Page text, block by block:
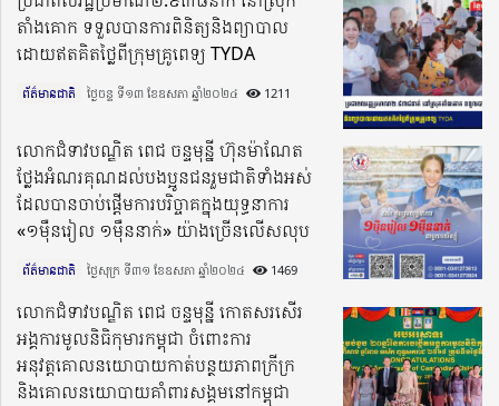
តាំងគោក ទទួលបានការពិនិត្យនិងព្យាបាល
ដោយឥតគិតថ្លៃពីក្រុមគ្រូពេទ្យ TYDA
ព័ត៌មានជាតិ ថ្ងៃចន្ទ ទី១៣ ខែឧសភា ឆ្នាំ២០២៤​ 1211
លោកជំទាវបណ្ឌិត ពេជ ចន្ទមុន្នី ហ៊ុនម៉ាណែត
ថ្លែងអំណរគុណដល់បងប្អូនជនរួមជាតិទាំងអស់
ដែលបានចាប់ផ្តើមការបរិច្ចាគក្នុងយុទ្ធនាការ
«១ម៉ឺនរៀល ១ម៉ឺននាក់» យ៉ាងច្រើនលើសលុប
ព័ត៌មានជាតិ ថ្ងៃសុក្រ ទី៣១ ខែឧសភា ឆ្នាំ២០២៤​ 1469
លោកជំទាវបណ្ឌិត ពេជ ចន្ទមុន្នី កោតសរសើរ
អង្គការមូលនិធិកុមារកម្ពុជា ចំពោះការ
អនុវត្តគោលនយោបាយកាត់បន្ថយភាពក្រីក្រ
និងគោលនយោបាយគាំពារសង្គមនៅកម្ពុជា